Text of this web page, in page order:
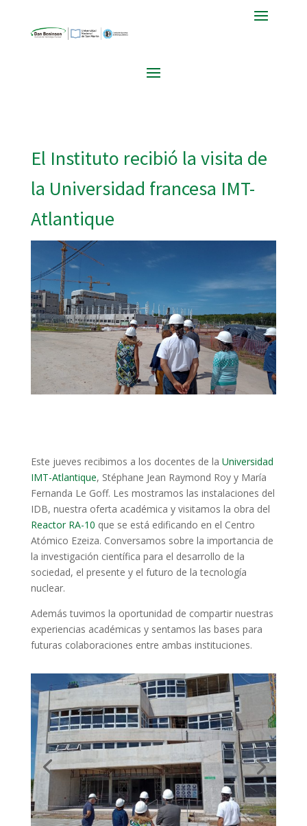
El Instituto recibió la visita de
la Universidad francesa IMT-
Atlantique
Este jueves recibimos a los docentes de la Universidad
IMT-Atlantique, Stéphane Jean Raymond Roy y María
Fernanda Le Goff. Les mostramos las instalaciones del
IDB, nuestra oferta académica y visitamos la obra del
Reactor RA-10 que se está edificando en el Centro
Atómico Ezeiza. Conversamos sobre la importancia de
la investigación científica para el desarrollo de la
sociedad, el presente y el futuro de la tecnología
nuclear.
Además tuvimos la oportunidad de compartir nuestras
experiencias académicas y sentamos las bases para
futuras colaboraciones entre ambas instituciones.